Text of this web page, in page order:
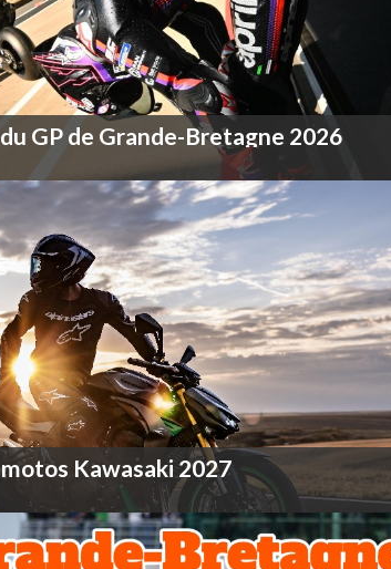
du GP de Grande-Bretagne 2026
motos Kawasaki 2027